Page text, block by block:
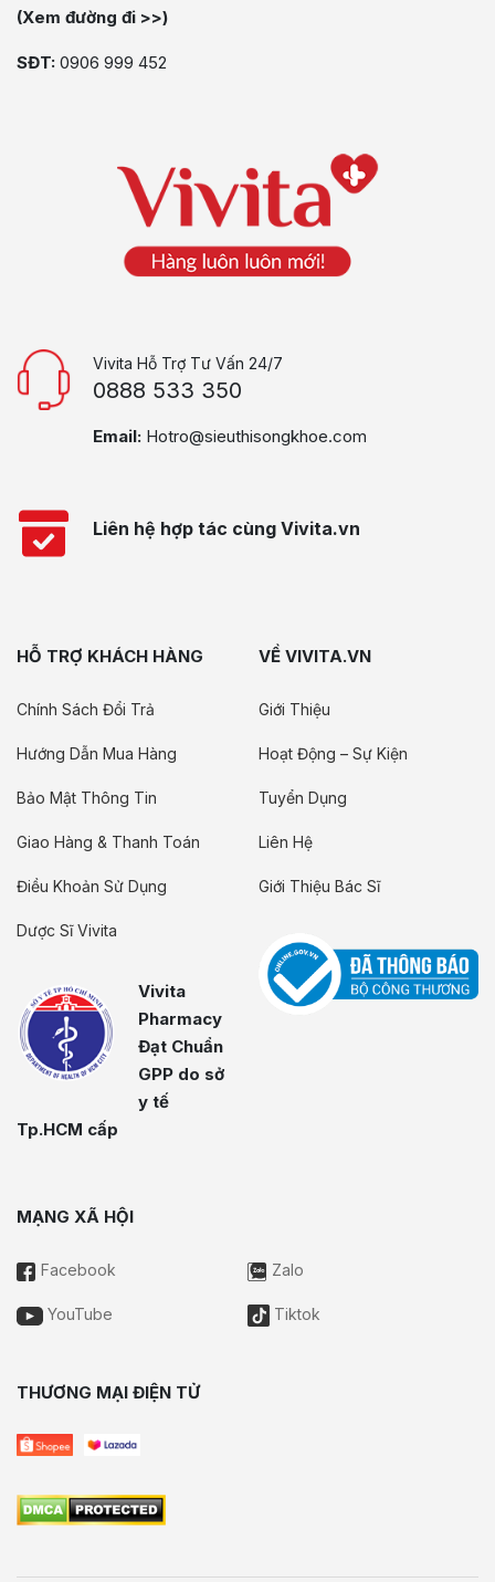
(Xem đường đi >>)
SĐT: 0906 999 452
Vivita Hỗ Trợ Tư Vấn 24/7
0888 533 350
Email: Hotro@sieuthisongkhoe.com
Liên hệ hợp tác cùng Vivita.vn
HỖ TRỢ KHÁCH HÀNG
Chính Sách Đổi Trả
Hướng Dẫn Mua Hàng
Bảo Mật Thông Tin
Giao Hàng & Thanh Toán
Điều Khoản Sử Dụng
Dược Sĩ Vivita
Vivita
Pharmacy
Đạt Chuẩn
GPP do sở
y tế
Tp.HCM cấp
VỀ VIVITA.VN
Giới Thiệu
Hoạt Động – Sự Kiện
Tuyển Dụng
Liên Hệ
Giới Thiệu Bác Sĩ
MẠNG XÃ HỘI
Facebook Zalo
YouTube Tiktok
THƯƠNG MẠI ĐIỆN TỬ